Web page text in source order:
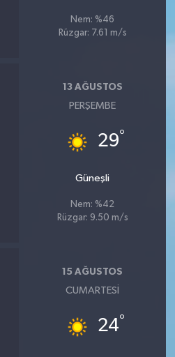
Nem: %46
Rüzgar: 7.61 m/s
13 AĞUSTOS
PERŞEMBE
29°
Güneşli
Nem: %42
Rüzgar: 9.50 m/s
15 AĞUSTOS
CUMARTESI
24°